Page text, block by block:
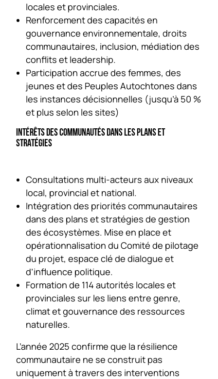
locales et provinciales.
Renforcement des capacités en
gouvernance environnementale, droits
communautaires, inclusion, médiation des
conflits et leadership.
Participation accrue des femmes, des
jeunes et des Peuples Autochtones dans
les instances décisionnelles (jusqu’à 50 %
et plus selon les sites)
INTÉRÊTS DES COMMUNAUTÉS DANS LES PLANS ET
STRATÉGIES
Consultations multi-acteurs aux niveaux
local, provincial et national.
Intégration des priorités communautaires
dans des plans et stratégies de gestion
des écosystèmes. Mise en place et
opérationnalisation du Comité de pilotage
du projet, espace clé de dialogue et
d’influence politique.
Formation de 114 autorités locales et
provinciales sur les liens entre genre,
climat et gouvernance des ressources
naturelles.
L’année 2025 confirme que la résilience
communautaire ne se construit pas
uniquement à travers des interventions